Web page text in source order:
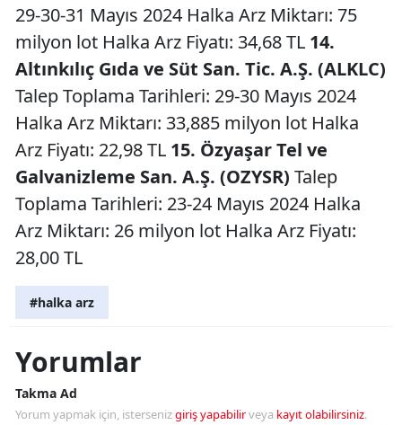
29-30-31 Mayıs 2024 Halka Arz Miktarı: 75
milyon lot Halka Arz Fiyatı: 34,68 TL 14.
Altınkılıç Gıda ve Süt San. Tic. A.Ş. (ALKLC)
Talep Toplama Tarihleri: 29-30 Mayıs 2024
Halka Arz Miktarı: 33,885 milyon lot Halka
Arz Fiyatı: 22,98 TL 15. Özyaşar Tel ve
Galvanizleme San. A.Ş. (OZYSR) Talep
Toplama Tarihleri: 23-24 Mayıs 2024 Halka
Arz Miktarı: 26 milyon lot Halka Arz Fiyatı:
28,00 TL
#halka arz
Yorumlar
Takma Ad
Yorum yapmak için, istersenizgiriş yapabilirveya kayıt olabilirsiniz.